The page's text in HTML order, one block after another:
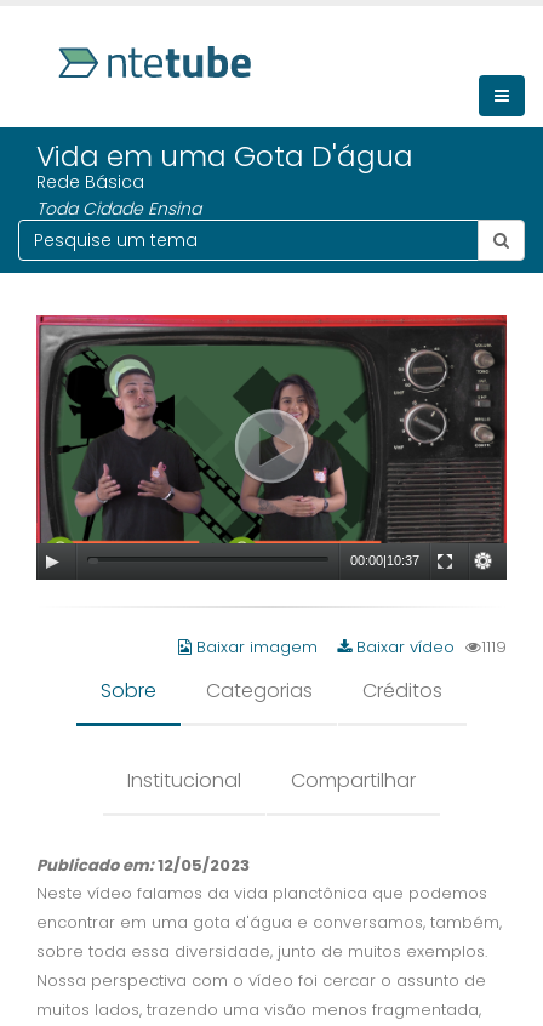
Vida em uma Gota D'água
Rede Básica
Toda Cidade Ensina
00:00|10:37
Baixar imagem Baixar vídeo 1119
Sobre Categorias Créditos
Institucional Compartilhar
Publicado em:12/05/2023
Neste vídeo falamos da vida planctônica que podemos
encontrar em uma gota d'água e conversamos, também,
sobre toda essa diversidade, junto de muitos exemplos.
Nossa perspectiva com o vídeo foi cercar o assunto de
muitos lados, trazendo uma visão menos fragmentada,